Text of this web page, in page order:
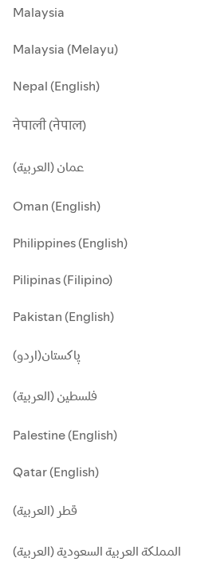
Malaysia
Malaysia (Melayu)
Nepal (English)
नेपाली (नेपाल)
عمان (العربية)
Oman (English)
Philippines (English)
Pilipinas (Filipino)
Pakistan (English)
پاکستان(اردو)
فلسطين (العربية)
Palestine (English)
Qatar (English)
قطر (العربية)
المملكة العربية السعودية (العربية)